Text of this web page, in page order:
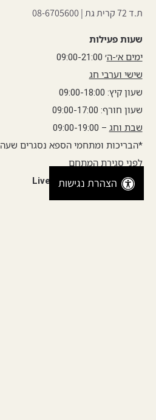
ת.ד 72 קרית גת |
שעות פעילות
ימים א׳-ה׳ 09:00-21:00
שישי וערבי חג
שעון קיץ: 09:00-18:00
שעון חורף: 09:00-17:00
שבת וחג – 09:00-19:00
*הבריכות ומתחמי הספא נסגרים שעה
לפני סגירת המתחם
שעות פעילות Live Kitchen
Experience
הצהרת נגישות